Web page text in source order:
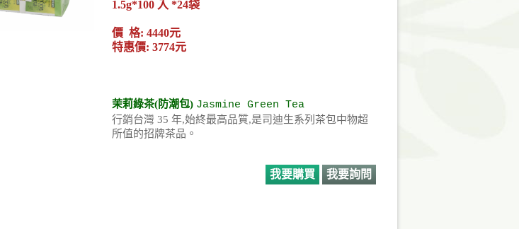
1.5g*100 入 *24袋
價 格: 4440元
特惠價: 3774元
茉莉綠茶(防潮包) Jasmine Green Tea
行銷台灣 35 年,始終最高品質,是司迪生系列茶包中物超
所值的招牌茶品。
我要購買 我要詢問